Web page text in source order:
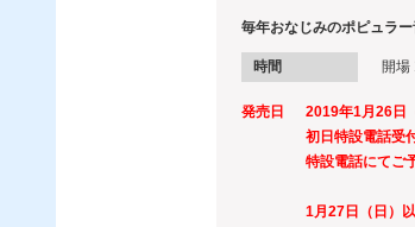
毎年おなじみのポピュラー
時間 開場
発売日
2019年1月26日
初日特設電話受
特設電話にてご
1月27日（日）